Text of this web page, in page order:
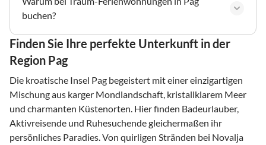
buchen?
Finden Sie Ihre perfekte Unterkunft in der
Region Pag
Die kroatische Insel Pag begeistert mit einer einzigartigen
Mischung aus karger Mondlandschaft, kristallklarem Meer
und charmanten Küstenorten. Hier finden Badeurlauber,
Aktivreisende und Ruhesuchende gleichermaßen ihr
persönliches Paradies. Von quirligen Stränden bei Novalja